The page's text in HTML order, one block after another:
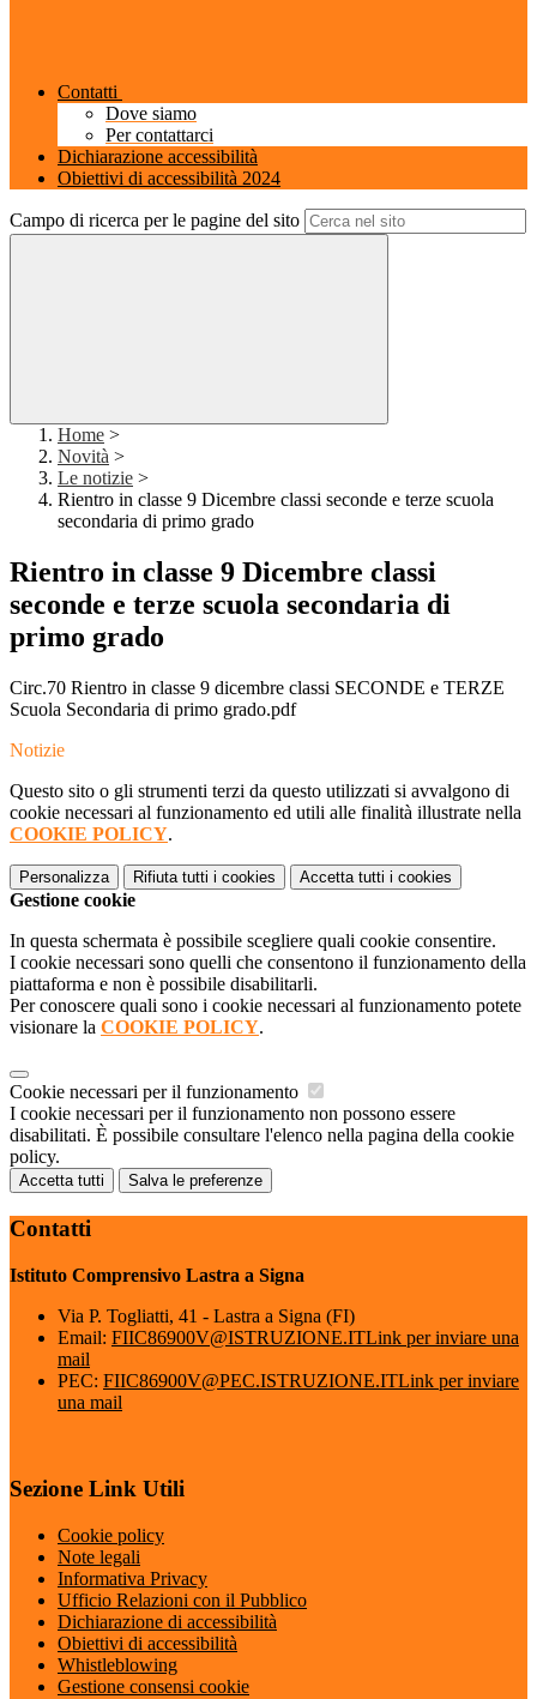
Contatti
Dove siamo
Per contattarci
Dichiarazione accessibilità
Obiettivi di accessibilità 2024
Campo di ricerca per le pagine del sito
Home >
Novità >
Le notizie >
Rientro in classe 9 Dicembre classi seconde e terze scuola
secondaria di primo grado
Rientro in classe 9 Dicembre classi
seconde e terze scuola secondaria di
primo grado
Circ.70 Rientro in classe 9 dicembre classi SECONDE e TERZE
Scuola Secondaria di primo grado.pdf
Notizie
Questo sito o gli strumenti terzi da questo utilizzati si avvalgono di
cookie necessari al funzionamento ed utili alle finalità illustrate nella
COOKIE POLICY.
Personalizza Rifiuta tutti i cookies Accetta tutti i cookies
Gestione cookie
In questa schermata è possibile scegliere quali cookie consentire.
I cookie necessari sono quelli che consentono il funzionamento della
piattaforma e non è possibile disabilitarli.
Per conoscere quali sono i cookie necessari al funzionamento potete
visionare la COOKIE POLICY.
Cookie necessari per il funzionamento
I cookie necessari per il funzionamento non possono essere
disabilitati. È possibile consultare l'elenco nella pagina della cookie
policy.
Accetta tutti Salva le preferenze
Contatti
Istituto Comprensivo Lastra a Signa
Via P. Togliatti, 41 - Lastra a Signa (FI)
Email: FIIC86900V@ISTRUZIONE.ITLink per inviare una
mail
PEC: FIIC86900V@PEC.ISTRUZIONE.ITLink per inviare
una mail
Sezione Link Utili
Cookie policy
Note legali
Informativa Privacy
Ufficio Relazioni con il Pubblico
Dichiarazione di accessibilità
Obiettivi di accessibilità
Whistleblowing
Gestione consensi cookie